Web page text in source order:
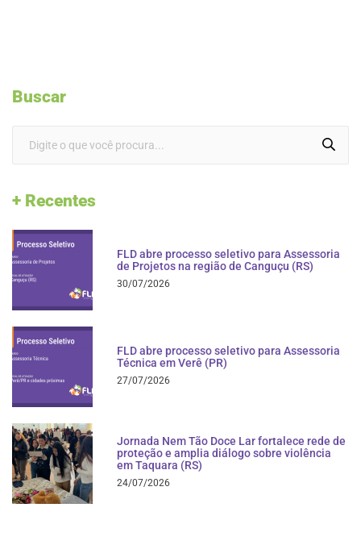
Buscar
+ Recentes
FLD abre processo seletivo para Assessoria
de Projetos na região de Canguçu (RS)
30/07/2026
FLD abre processo seletivo para Assessoria
Técnica em Verê (PR)
27/07/2026
Jornada Nem Tão Doce Lar fortalece rede de
proteção e amplia diálogo sobre violência
em Taquara (RS)
24/07/2026